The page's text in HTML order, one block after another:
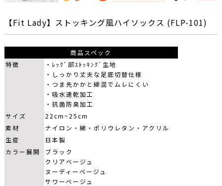
【Fit Lady】ストッキング風ハイソックス (FLP-101)
商品スペック
特徴
・ﾚｯｸﾞ部ｽﾄｯｷﾝｸﾞ生地
・しっかり丈夫な足底切替仕様
・つま先かかと綿混でムレにくい
・吸水速乾加工
・抗菌防臭加工
サイズ
22cm~25cm
素材
ナイロン・綿・ポリウレタン・アクリル
生産
日本製
カラー展開
ブラック
クリアベージュ
ヌーディーベージュ
サワーベージュ